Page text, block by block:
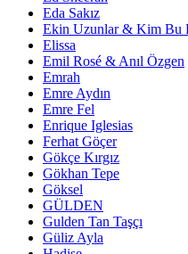
Eda Sakız
Ekin Uzunlar & Kim Bu
Elissa
Emil Rosé & Anıl Özgen
Emrah
Emre Aydın
Emre Fel
Enrique Iglesias
Ferhat Göçer
Gökçe Kırgız
Gökhan Tepe
Göksel
GÜLDEN
Gulden Tan Taşçı
Güliz Ayla